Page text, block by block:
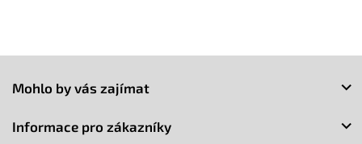
Mohlo by vás zajímat
Informace pro zákazníky